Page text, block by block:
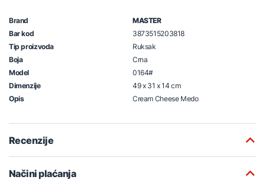
Brand
MASTER
Bar kod
3873515203818
Tip proizvoda
Ruksak
Boja
Crna
Model
0164#
Dimenzije
49 x 31 x 14 cm
Opis
Cream Cheese Medo
Recenzije
Načini plaćanja